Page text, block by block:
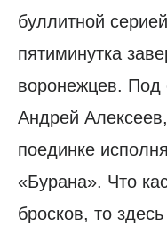
буллитной
пятиминутка
воронежцев. Под
Андрей
поединке
«Бурана». Что
бросков, то